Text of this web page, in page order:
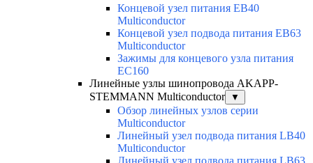
Концевой узел питания EB40
Multiconductor
Концевой узел подвода питания EB63
Multiconductor
Зажимы для концевого узла питания
EC160
Линейные узлы шинопровода AKAPP-
STEMMANN Multiconductor
▼
Обзор линейных узлов серии
Multiconductor
Линейный узел подвода питания LB40
Multiconductor
Линейный узел подвода питания LB63